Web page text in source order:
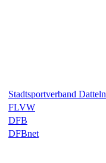
Stadtsportverband Datteln
FLVW
DFB
DFBnet